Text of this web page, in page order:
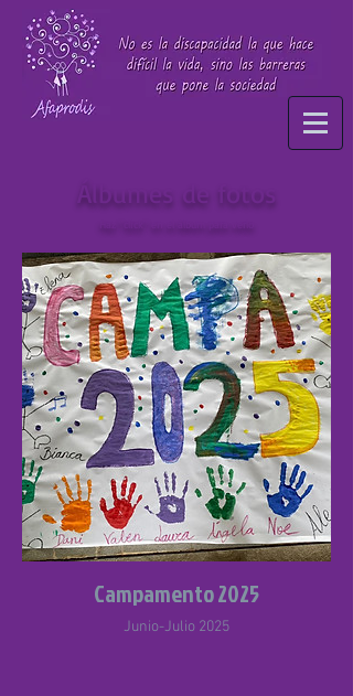
Álbumes de fotos
Campamento 2025
Junio-Julio 2025